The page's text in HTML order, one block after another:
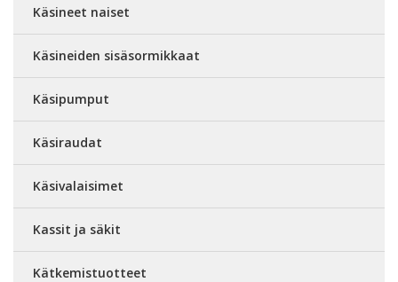
Käsineet naiset
Käsineiden sisäsormikkaat
Käsipumput
Käsiraudat
Käsivalaisimet
Kassit ja säkit
Kätkemistuotteet